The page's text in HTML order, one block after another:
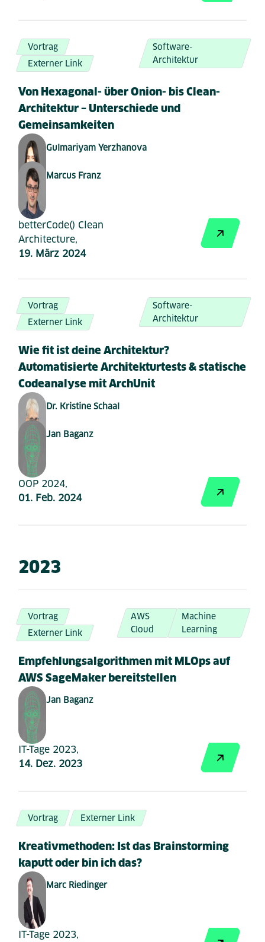
Vortrag
Externer Link
Software-
Architektur
Von Hexagonal- über Onion- bis Clean-
Architektur – Unterschiede und
Gemeinsamkeiten
Gulmariyam Yerzhanova
Marcus Franz
betterCode() Clean
Architecture,
19. März 2024
Vortrag
Externer Link
Software-
Architektur
Wie fit ist deine Architektur?
Automatisierte Architekturtests & statische
Codeanalyse mit ArchUnit
Dr. Kristine Schaal
Jan Baganz
OOP 2024,
01. Feb. 2024
2023
Vortrag
Externer Link
AWS
Cloud
Machine
Learning
Empfehlungsalgorithmen mit MLOps auf
AWS SageMaker bereitstellen
Jan Baganz
IT-Tage 2023,
14. Dez. 2023
Vortrag Externer Link
Kreativmethoden: Ist das Brainstorming
kaputt oder bin ich das?
Marc Riedinger
IT-Tage 2023,